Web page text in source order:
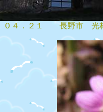
．２１ 長野市 光林